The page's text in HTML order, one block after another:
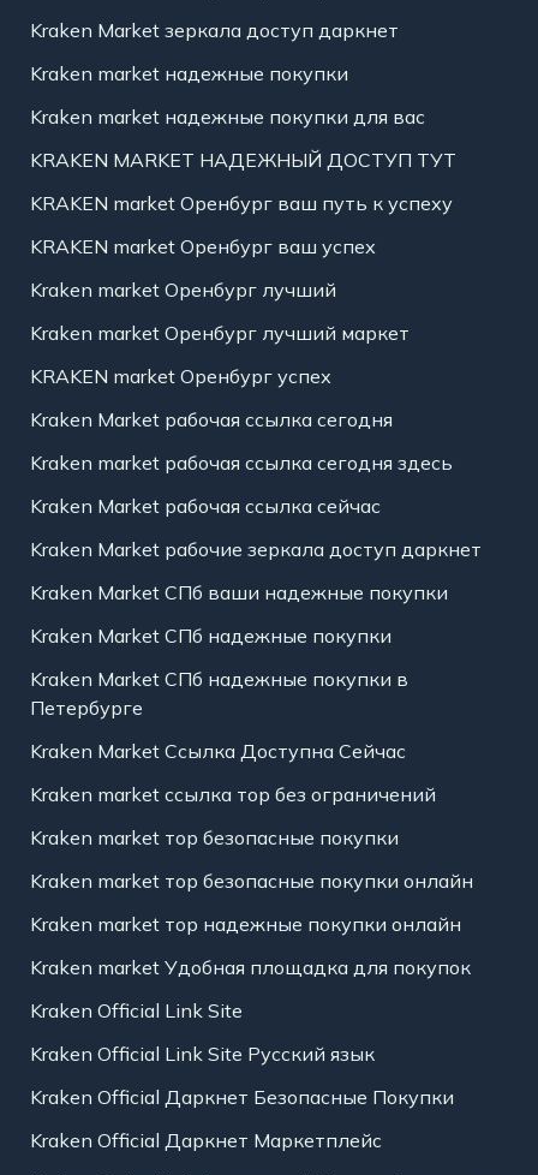
Kraken Market зеркала доступ даркнет
Kraken market надежные покупки
Kraken market надежные покупки для вас
KRAKEN MARKET НАДЕЖНЫЙ ДОСТУП ТУТ
KRAKEN market Оренбург ваш путь к успеху
KRAKEN market Оренбург ваш успех
Kraken market Оренбург лучший
Kraken market Оренбург лучший маркет
KRAKEN market Оренбург успех
Kraken Market рабочая ссылка сегодня
Kraken market рабочая ссылка сегодня здесь
Kraken Market рабочая ссылка сейчас
Kraken Market рабочие зеркала доступ даркнет
Kraken Market СПб ваши надежные покупки
Kraken Market СПб надежные покупки
Kraken Market СПб надежные покупки в
Петербурге
Kraken Market Ссылка Доступна Сейчас
Kraken market ссылка тор без ограничений
Kraken market тор безопасные покупки
Kraken market тор безопасные покупки онлайн
Kraken market тор надежные покупки онлайн
Kraken market Удобная площадка для покупок
Kraken Official Link Site
Kraken Official Link Site Русский язык
Kraken Official Даркнет Безопасные Покупки
Kraken Official Даркнет Маркетплейс